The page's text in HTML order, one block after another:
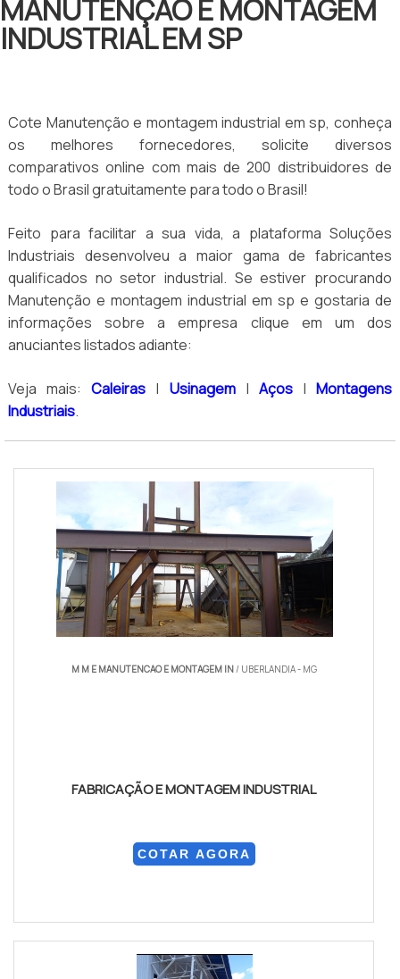
MANUTENÇÃO E MONTAGEM
INDUSTRIAL EM SP
Cote Manutenção e montagem industrial em sp, conheça
os melhores fornecedores, solicite diversos
comparativos online com mais de 200 distribuidores de
todo o Brasil gratuitamente para todo o Brasil!
Feito para facilitar a sua vida, a plataforma Soluções
Industriais desenvolveu a maior gama de fabricantes
qualificados no setor industrial. Se estiver procurando
Manutenção e montagem industrial em sp e gostaria de
informações sobre a empresa clique em um dos
anuciantes listados adiante:
Veja mais:Caleiras | Usinagem| Aços| Montagens
Industriais.
M M E MANUTENCAO E MONTAGEM IN/ UBERLANDIA - MG
FABRICAÇÃO E MONTAGEM INDUSTRIAL
COTAR AGORA